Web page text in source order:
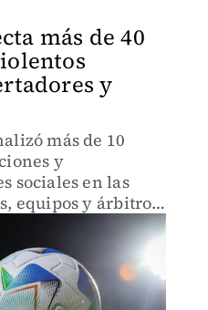
más de 40
y
más de 10
y
sociales en las
equipos y árbitros,